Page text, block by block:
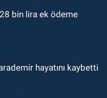
bin lira ek ödeme
hayatını kaybetti